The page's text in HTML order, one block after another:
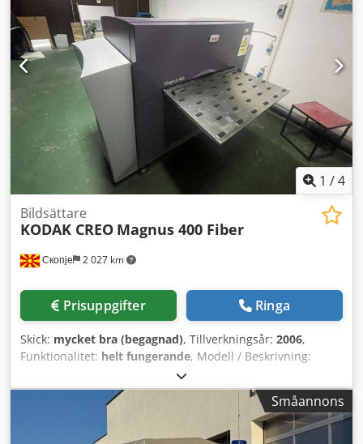
1 /4
Скопје 2 027 km
Bildsättare
KODAK CREO Magnus 400 Fiber
Prisuppgifter Ringa
Skick: mycket bra (begagnad), Tillverkningsår: 2006,
Funktionalitet: helt fungerande, Modell / Beskrivning:
"MAGNUS 400 FIBER, SHIPPABLE KMAT" (Creo-märkning)
Serienummer: M41243 Tillverkningsdatum: Juni 2008 Effekt
(plåtsättare): 200/210/220/230/240V, 16A, 50 Hz (enligt
märkplåt) Lasersäkerhet: Märkt som Klass 1-laserapparat
Småannons